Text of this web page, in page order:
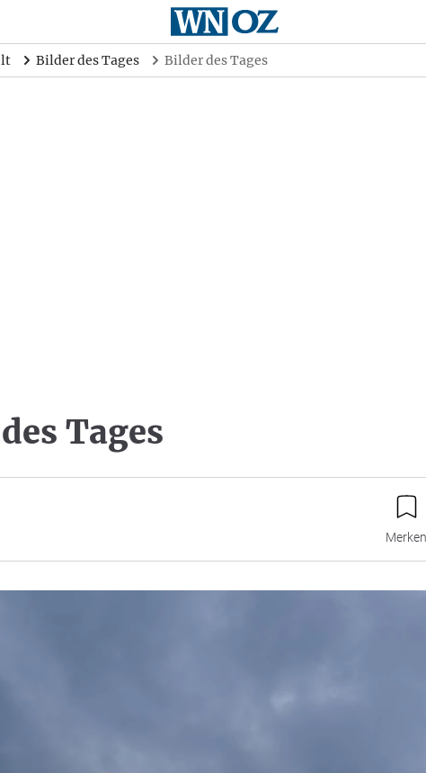
Bilder des Tages Bilder des Tages
Tages
Merken